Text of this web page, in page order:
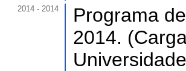
2014 - 2014
Programa
2014.